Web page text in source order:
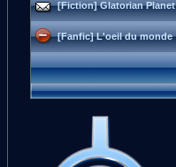
[Fiction] Glatorian Planet
[Fanfic] L'oeil du monde